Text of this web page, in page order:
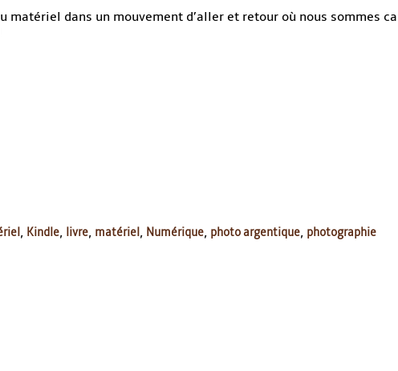
matériel dans un mouvement d’aller et retour où nous sommes
, Kindle, livre, matériel, Numérique, photo argentique, photographie